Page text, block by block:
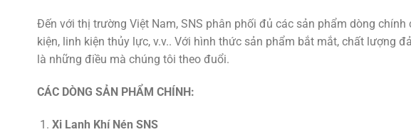
Đến với thị trường Việt Nam, SNS phân phối đủ các sản phẩm dòng
kiện, linh kiện thủy lực, v.v.. Với hình thức sản phẩm bắt mắt, chất lượng
là những điều mà chúng tôi theo đuổi.
CÁC DÒNG SẢN PHẨM CHÍNH:
Xi Lanh Khí Nén SNS